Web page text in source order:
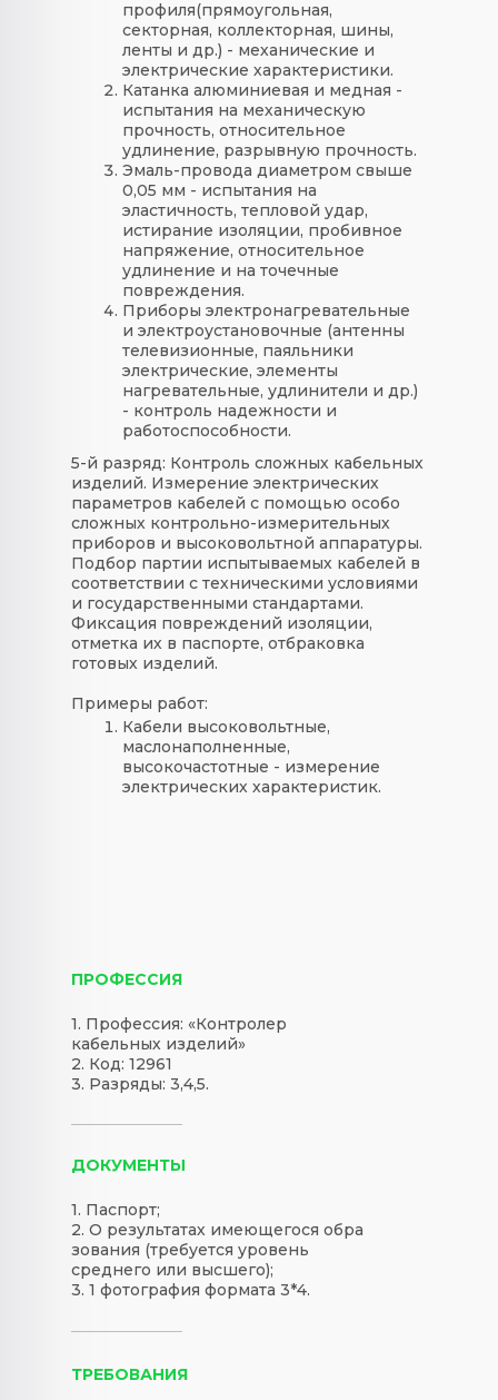
профиля(прямоугольная,
секторная, коллекторная, шины,
ленты и др.) - механические и
электрические характеристики.
Катанка алюминиевая и медная -
испытания на механическую
прочность, относительное
удлинение, разрывную прочность.
Эмаль-провода диаметром свыше
0,05 мм - испытания на
эластичность, тепловой удар,
истирание изоляции, пробивное
напряжение, относительное
удлинение и на точечные
повреждения.
Приборы электронагревательные
и электроустановочные (антенны
телевизионные, паяльники
электрические, элементы
нагревательные, удлинители и др.)
- контроль надежности и
работоспособности.
5-й разряд: Контроль сложных кабельных
изделий. Измерение электрических
параметров кабелей с помощью особо
сложных контрольно-измерительных
приборов и высоковольтной аппаратуры.
Подбор партии испытываемых кабелей в
соответствии с техническими условиями
и государственными стандартами.
Фиксация повреждений изоляции,
отметка их в паспорте, отбраковка
готовых изделий.
Примеры работ:
Кабели высоковольтные,
маслонаполненные,
высокочастотные - измерение
электрических характеристик.
ПРОФЕССИЯ
ДОКУМЕНТЫ
ТРЕБОВАНИЯ
1. Профессия: «Контролер
кабельных изделий»
2. Код: 12961
3. Разряды: 3,4,5.
1. Паспорт;
2. О результатах имеющегося обра
зования (требуется уровень
среднего или высшего);
3. 1 фотография формата 3*4.